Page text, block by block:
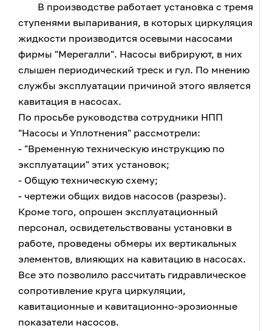
В производстве работает установка с тремя
ступенями выпаривания, в которых циркуляция
жидкости производится осевыми насосами
фирмы "Мерегалли". Насосы вибрируют, в них
слышен периодический треск и гул. По мнению
службы эксплуатации причиной этого является
кавитация в насосах.
По просьбе руководства сотрудники НПП
"Насосы и Уплотнения" рассмотрели:
- "Временную техническую инструкцию по
эксплуатации" этих установок;
- Общую техническую схему;
- чертежи общих видов насосов (разрезы).
Кроме того, опрошен эксплуатационный
персонал, освидетельствованы установки в
работе, проведены обмеры их вертикальных
элементов, влияющих на кавитацию в насосах.
Все это позволило рассчитать гидравлическое
сопротивление круга циркуляции,
кавитационные и кавитационно-эрозионные
показатели насосов.